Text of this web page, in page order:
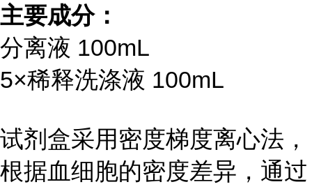
主要成分：
分离液 100mL
5×稀释洗涤液 100mL
试剂盒采用密度梯度离心法，
根据血细胞的密度差异，通过